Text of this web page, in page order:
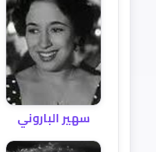
سهير الباروني